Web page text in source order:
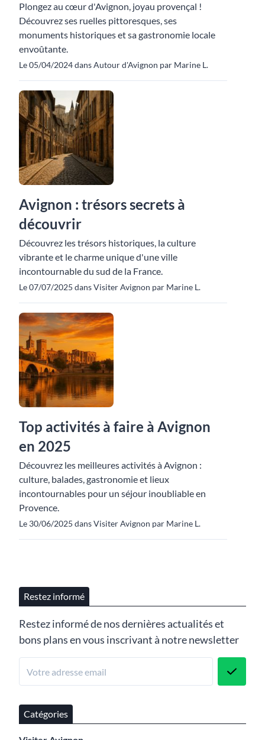
Plongez au cœur d'Avignon, joyau provençal !
Découvrez ses ruelles pittoresques, ses
monuments historiques et sa gastronomie locale
envoûtante.
Le 05/04/2024 dans Autour d'Avignon par Marine L.
Avignon : trésors secrets à
découvrir
Découvrez les trésors historiques, la culture
vibrante et le charme unique d'une ville
incontournable du sud de la France.
Le 07/07/2025 dans Visiter Avignon par Marine L.
Top activités à faire à Avignon
en 2025
Découvrez les meilleures activités à Avignon :
culture, balades, gastronomie et lieux
incontournables pour un séjour inoubliable en
Provence.
Le 30/06/2025 dans Visiter Avignon par Marine L.
Restez informé
Restez informé de nos dernières actualités et
bons plans en vous inscrivant à notre newsletter
Catégories